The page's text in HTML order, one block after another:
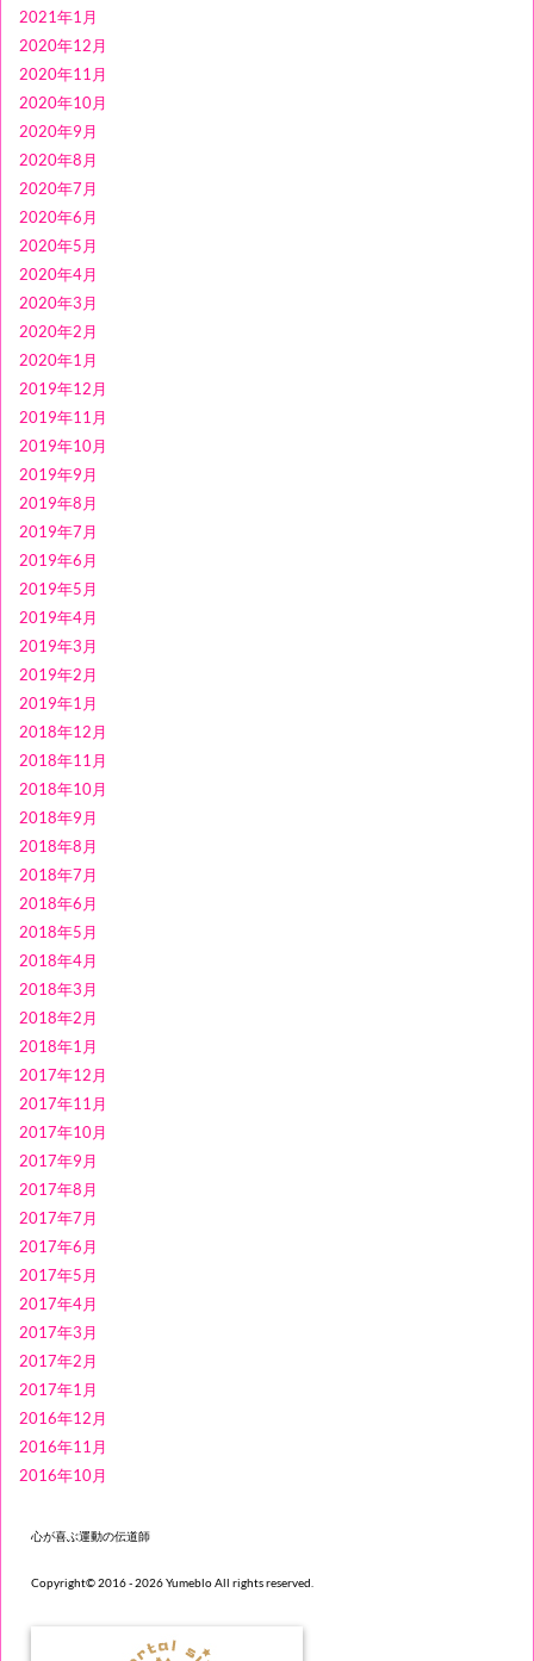
2021年1月
2020年12月
2020年11月
2020年10月
2020年9月
2020年8月
2020年7月
2020年6月
2020年5月
2020年4月
2020年3月
2020年2月
2020年1月
2019年12月
2019年11月
2019年10月
2019年9月
2019年8月
2019年7月
2019年6月
2019年5月
2019年4月
2019年3月
2019年2月
2019年1月
2018年12月
2018年11月
2018年10月
2018年9月
2018年8月
2018年7月
2018年6月
2018年5月
2018年4月
2018年3月
2018年2月
2018年1月
2017年12月
2017年11月
2017年10月
2017年9月
2017年8月
2017年7月
2017年6月
2017年5月
2017年4月
2017年3月
2017年2月
2017年1月
2016年12月
2016年11月
2016年10月
心が喜ぶ運動の伝道師
Copyright© 2016 - 2026 Yumeblo All rights reserved.